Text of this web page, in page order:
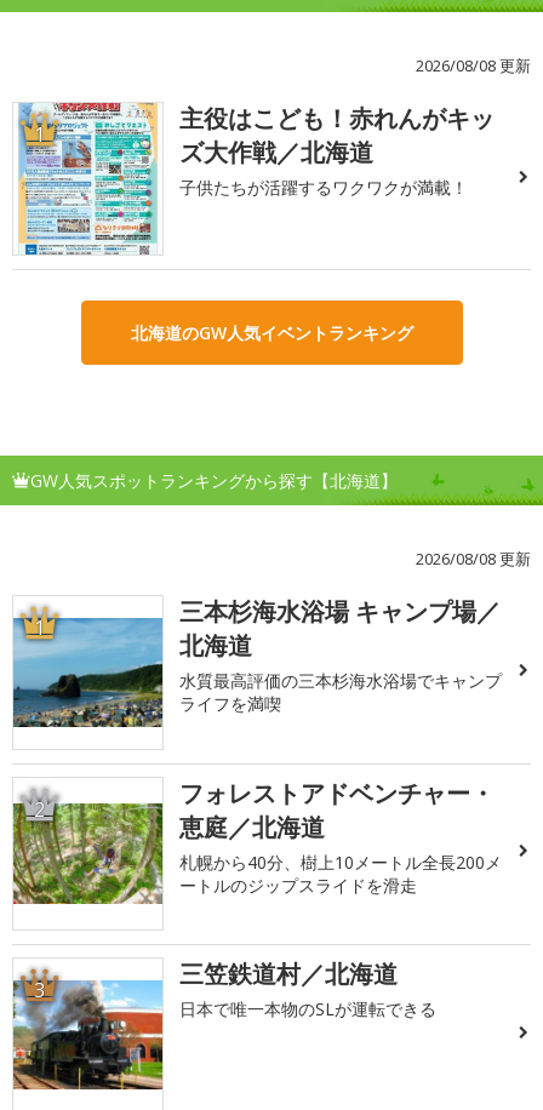
2026/08/08 更新
1
主役はこども！赤れんがキッ
ズ大作戦／北海道
子供たちが活躍するワクワクが満載！
北海道のGW人気イベントランキング
GW人気スポットランキングから探す【北海道】
2026/08/08 更新
1
三本杉海水浴場 キャンプ場／
北海道
水質最高評価の三本杉海水浴場でキャンプ
ライフを満喫
2
フォレストアドベンチャー・
恵庭／北海道
札幌から40分、樹上10メートル全長200メ
ートルのジップスライドを滑走
3 三笠鉄道村／北海道
日本で唯一本物のSLが運転できる